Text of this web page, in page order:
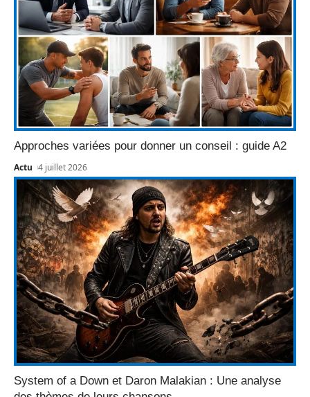
Approches variées pour donner un conseil : guide A2
Actu 4 juillet 2026
System of a Down et Daron Malakian : Une analyse